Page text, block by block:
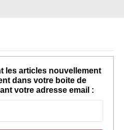
les articles nouvellement
dans votre boite de
votre adresse email :